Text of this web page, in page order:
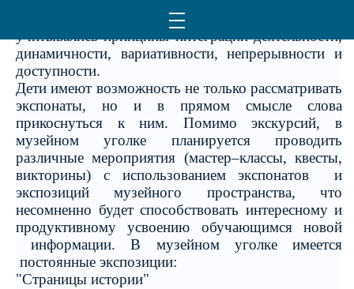
учреждении музейного пространства
учитывались принципы интеграции деятельности,
динамичности, вариативности, непрерывности и
доступности.
Дети имеют возможность не только рассматривать
экспонаты, но и в прямом смысле слова
прикоснуться к ним. Помимо экскурсий, в
музейном уголке планируется проводить
различные мероприятия (мастер–классы, квесты,
викторины) с использованием экспонатов и
экспозиций музейного пространства, что
несомненно будет способствовать интересному и
продуктивному усвоению обучающимся новой
информации. В музейном уголке имеется
постоянные экспозиции:
"Страницы истории"